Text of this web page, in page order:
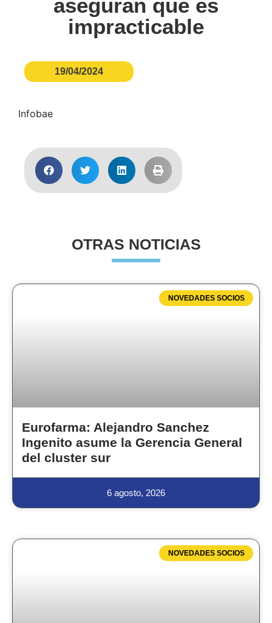
aseguran que es
impracticable
19/04/2024
Infobae
OTRAS NOTICIAS
NOVEDADES SOCIOS
Eurofarma: Alejandro Sanchez
Ingenito asume la Gerencia General
del cluster sur
6 agosto, 2026
NOVEDADES SOCIOS